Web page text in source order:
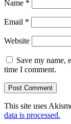
Name *
Email *
Website
Save my name,
time I comment.
This site uses
data is processed.